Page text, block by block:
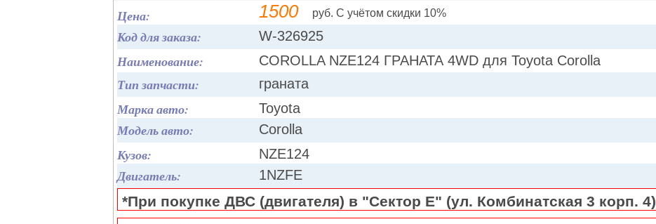
Цена: 1500 руб. С учётом скидки 10%
Код для заказа: W-326925
Наименование: COROLLA NZE124 ГРАНАТА 4WD для Toyota Corolla
Тип запчасти: граната
Марка авто: Toyota
Модель авто: Corolla
Кузов: NZE124
Двигатель: 1NZFE
*При покупке ДВС (двигателя) в "Сектор Е" (ул. Комбинатская 3 корп. 4)